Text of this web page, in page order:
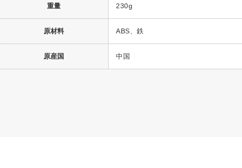
重量 230g
原材料 ABS、鉄
原産国 中国